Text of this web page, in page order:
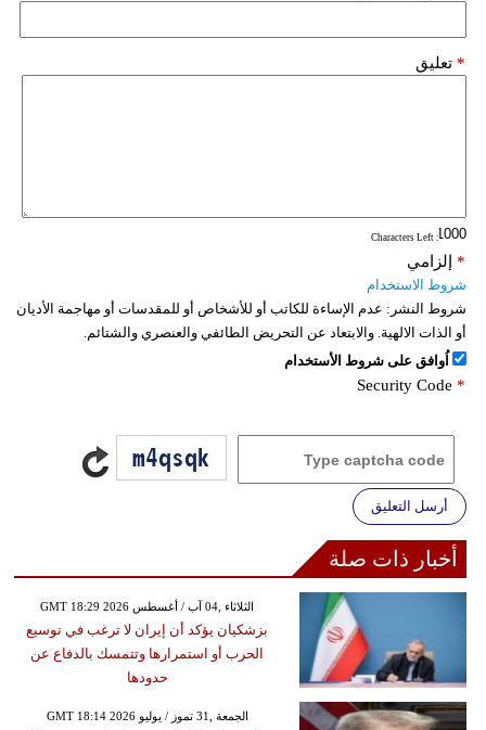
تعليق *
: Characters Left
إلزامي *
شروط الاستخدام
شروط النشر: عدم الإساءة للكاتب أو للأشخاص أو للمقدسات أو مهاجمة الأديان
أو الذات الالهية. والابتعاد عن التحريض الطائفي والعنصري والشتائم.
اُوافق على شروط الأستخدام
Security Code *
أرسل التعليق
أخبار ذات صلة
GMT 18:29 2026 الثلاثاء ,04 آب / أغسطس
بزشكيان يؤكد أن إيران لا ترغب في توسيع
الحرب أو استمرارها وتتمسك بالدفاع عن
حدودها
GMT 18:14 2026 الجمعة ,31 تموز / يوليو